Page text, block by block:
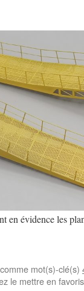
en évidence les
mot(s)-clé(s)
le mettre en